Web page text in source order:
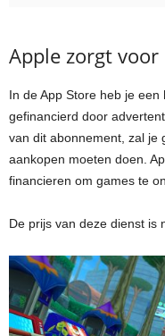
Apple zorgt
In de App Store heb je
gefinancierd door
van dit abonnement, zal je
aankopen moeten doen.
financieren om games te
De prijs van deze dienst is